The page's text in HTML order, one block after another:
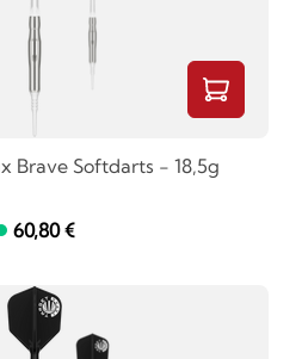
Brave Softdarts - 18,5g
60,80 €